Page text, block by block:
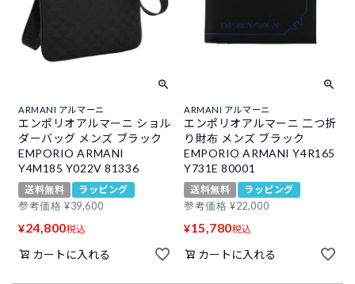
ARMANI アルマーニ
エンポリオアルマーニ ショル
ダーバッグ メンズ ブラック
EMPORIO ARMANI
Y4M185 Y022V 81336
送料無料
ラッピング
参考価格 ¥39,600
¥24,800税込
カートに入れる
ARMANI アルマーニ
エンポリオアルマーニ 二つ折
り財布 メンズ ブラック
EMPORIO ARMANI Y4R165
Y731E 80001
送料無料
ラッピング
参考価格 ¥22,000
¥15,780税込
カートに入れる